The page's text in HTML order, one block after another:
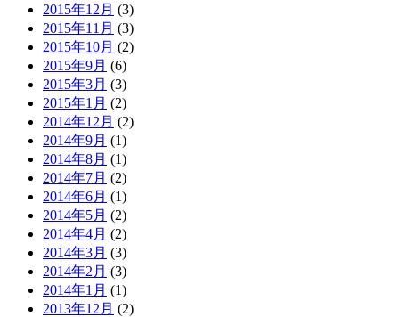
2015年12月 (3)
2015年11月 (3)
2015年10月 (2)
2015年9月 (6)
2015年3月 (3)
2015年1月 (2)
2014年12月 (2)
2014年9月 (1)
2014年8月 (1)
2014年7月 (2)
2014年6月 (1)
2014年5月 (2)
2014年4月 (2)
2014年3月 (3)
2014年2月 (3)
2014年1月 (1)
2013年12月 (2)